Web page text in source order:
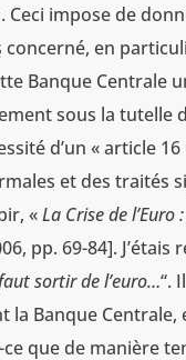
Ceci impose de
concerné, en
Banque Centrale
sous la tutelle
d’un « article
et des
«La Crise de
pp. 69-84].
faut sortir de l’euro…“.
Banque Centrale,
que de manière